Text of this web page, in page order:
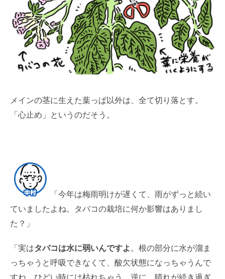
メインの茎に生えた葉っぱ以外は、全て切り落とす。
「心止め」というのだそう。
「今年は梅雨明けが遅くて、雨がずっと続い
ていましたよね。タバコの栽培に何か影響はありまし
た？」
「実はタバコは水に弱いんですよ。根の部分に水が溜ま
っちゃうと呼吸できなくて、酸欠状態になっちゃうんで